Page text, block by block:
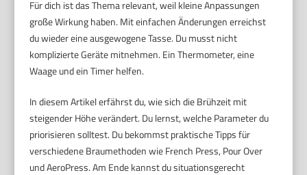
Für dich ist das Thema relevant, weil kleine Anpassungen
große Wirkung haben. Mit einfachen Änderungen erreichst
du wieder eine ausgewogene Tasse. Du musst nicht
komplizierte Geräte mitnehmen. Ein Thermometer, eine
Waage und ein Timer helfen.
In diesem Artikel erfährst du, wie sich die Brühzeit mit
steigender Höhe verändert. Du lernst, welche Parameter du
priorisieren solltest. Du bekommst praktische Tipps für
verschiedene Braumethoden wie French Press, Pour Over
und AeroPress. Am Ende kannst du situationsgerecht